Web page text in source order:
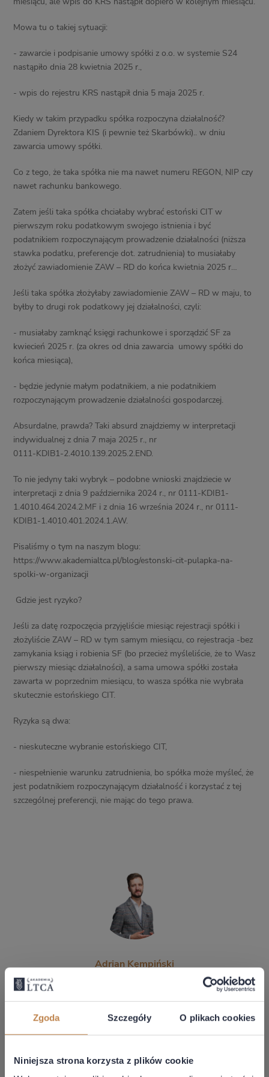
Zgoda Szczegóły O plikach cookies
Niniejsza strona korzysta z plików cookie
Mowa tu o takiej sytuacji:
- zawarcie i podpisanie umowy spółki z o.o. w systemie S24
nastąpiło dnia 28 kwietnia 2025 r.,
- wpis do rejestru KRS nastąpił dnia 5 maja 2025 r.
Kiedy w takim przypadku spółka rozpoczyna działalność?
Zdaniem Dyrektora KIS (i pewnie też Skarbówki).. w dniu
zawarcia umowy spółki.
Co z tego, że taka spółka nie ma nawet numeru REGON, NIP czy
nawet rachunku bankowego.
Zatem jeśli taka spółka chciałaby wybrać estoński CIT w
pierwszym roku podatkowym swojego istnienia i być
podatnikiem rozpoczynającym prowadzenie działalności (niższa
stawka podatku, preferencje dot. zatrudnienia) to musiałaby
złożyć zawiadomienie ZAW – RD do końca kwietnia 2025 r…
Jeśli taka spółka złożyłaby zawiadomienie ZAW – RD w maju, to
byłby to drugi rok podatkowy jej działalności, czyli:
- musiałaby zamknąć księgi rachunkowe i sporządzić SF za
kwiecień 2025 r. (za okres od dnia zawarcia umowy spółki do
końca miesiąca),
- będzie jedynie małym podatnikiem, a nie podatnikiem
rozpoczynającym prowadzenie działalności gospodarczej.
Absurdalne, prawda? Taki absurd znajdziemy w interpretacji
indywidualnej z dnia 7 maja 2025 r., nr
0111-KDIB1-2.4010.139.2025.2.END.
To nie jedyny taki wybryk – podobne wnioski znajdziecie w
interpretacji z dnia 9 października 2024 r., nr 0111-KDIB1-
1.4010.464.2024.2.MF i z dnia 16 września 2024 r., nr 0111-
KDIB1-1.4010.401.2024.1.AW.
Pisaliśmy o tym na naszym blogu:
https://www.akademialtca.pl/blog/estonski-cit-pulapka-na-
spolki-w-organizacji
Gdzie jest ryzyko?
Jeśli za datę rozpoczęcia przyjęliście miesiąc rejestracji spółki i
złożyliście ZAW – RD w tym samym miesiącu, co rejestracja -bez
zamykania ksiąg i robienia SF (bo przecież myśleliście, że to Wasz
pierwszy miesiąc działalności), a sama umowa spółki została
zawarta w poprzednim miesiącu, to wasza spółka nie wybrała
skutecznie estońskiego CIT.
Ryzyka są dwa:
- nieskuteczne wybranie estońskiego CIT,
- niespełnienie warunku zatrudnienia, bo spółka może myśleć, że
jest podatnikiem rozpoczynającym działalność i korzystać z tej
szczególnej preferencji, nie mając do tego prawa.
Autor:
Adrian Kęmpiński
Udostępnij: